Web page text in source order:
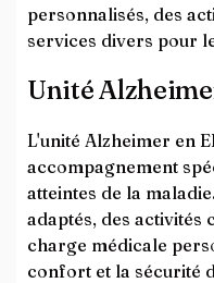
personnalisés, des
services divers pour
Unité
L'unité Alzheimer en
accompagnement
atteintes de la
adaptés, des activités
charge médicale
confort et la sécurité